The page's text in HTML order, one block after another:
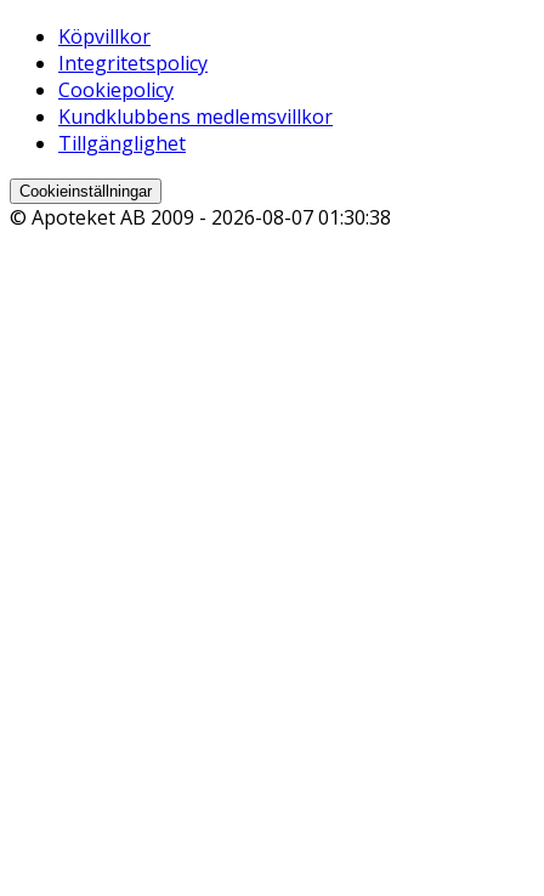
Köpvillkor
Integritetspolicy
Cookiepolicy
Kundklubbens medlemsvillkor
Tillgänglighet
Cookieinställningar
© Apoteket AB 2009 - 2026-08-07 01:30:38